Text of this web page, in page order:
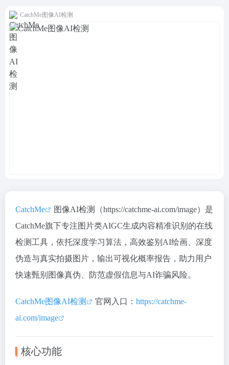
CatchMe图像AI检测
CatchMe
图像AI检测（https://catchme-ai.com/image）是
CatchMe旗下专注图片类AIGC生成内容精准识别 的在线
检测工具，依托深度学习算法，高效鉴别AI绘画、深度
伪造与真实拍摄图片，输出可视化概率报告，助力用户
快速甄别图像真伪、防范虚假信息与AI诈骗风险。
CatchMe图像AI检测 官网入口： https://catchme-
ai.com/image
核心功能